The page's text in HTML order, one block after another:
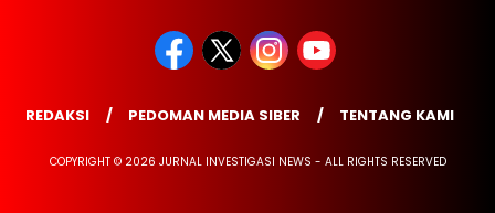
REDAKSI PEDOMAN MEDIA SIBER TENTANG KAMI
COPYRIGHT © 2026 JURNAL INVESTIGASI NEWS - ALL RIGHTS RESERVED